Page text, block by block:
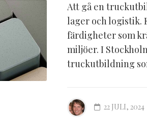
Att gå en
lager och logistik.
färdigheter som
miljöer. I
truckutbildning
22 JULI, 2024